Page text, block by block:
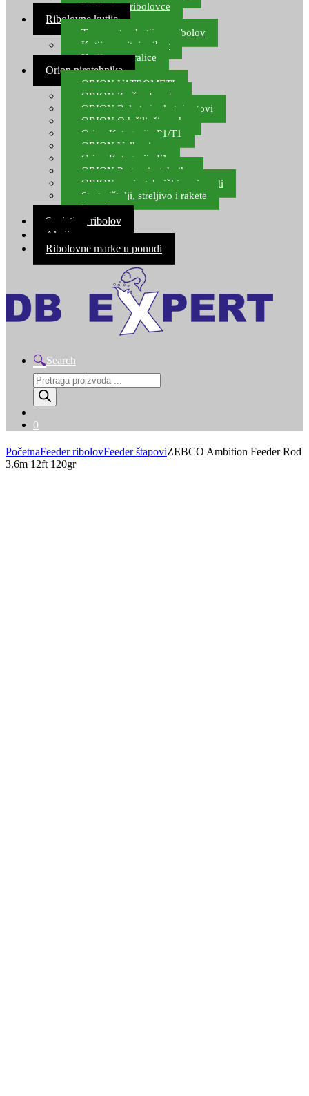
Pokloni za ribolovce
Ribolovne kutije
Transportne kutije za ribolov
Kutije za sitni pribor
Kutije za varalice
Orion pirotehnika
ORION VATROMETI
ORION Zračne bombe
ORION Rakete i raketni setovi
ORION Odašiljači zvuka
Orion Kategorija P1/T1
ORION Vulkani
Orion Kategorija F1
ORION Party pirotehnika
ORION nepirotehnički proizvodi
Start pištolji, streljivo i rakete
Kontakt
Savjeti za ribolov
Akcija
Ribolovne marke u ponudi
Search
Products
search
0
PočetnaFeeder ribolovFeeder štapoviZEBCO Ambition Feeder Rod
3.6m 12ft 120gr